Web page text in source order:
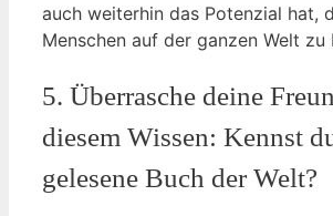
⁢auch weiterhin das ‍Potenzial hat,
Menschen auf⁤ der ganzen Welt zu
5. Überrasche ⁢deine
diesem Wissen: Kennst‌
gelesene Buch der Welt?